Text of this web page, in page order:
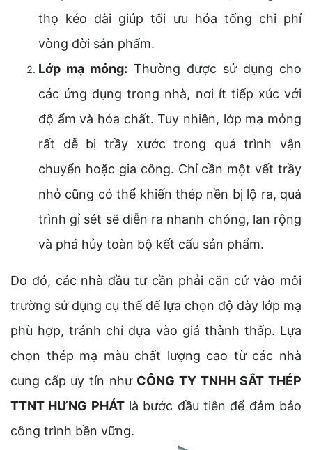
thọ kéo dài giúp tối ưu hóa tổng chi phí
vòng đời sản phẩm.
Lớp mạ mỏng: Thường được sử dụng cho
các ứng dụng trong nhà, nơi ít tiếp xúc với
độ ẩm và hóa chất. Tuy nhiên, lớp mạ mỏng
rất dễ bị trầy xước trong quá trình vận
chuyển hoặc gia công. Chỉ cần một vết trầy
nhỏ cũng có thể khiến thép nền bị lộ ra, quá
trình gỉ sét sẽ diễn ra nhanh chóng, lan rộng
và phá hủy toàn bộ kết cấu sản phẩm.
Do đó, các nhà đầu tư cần phải căn cứ vào môi
trường sử dụng cụ thể để lựa chọn độ dày lớp mạ
phù hợp, tránh chỉ dựa vào giá thành thấp. Lựa
chọn thép mạ màu chất lượng cao từ các nhà
cung cấp uy tín như CÔNG TY TNHH SẮT THÉP
TTNT HƯNG PHÁTlà bước đầu tiên để đảm bảo
công trình bền vững.